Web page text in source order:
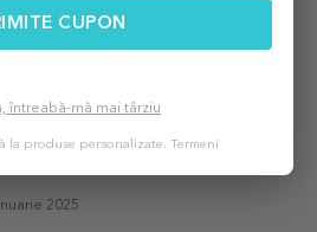
5)
2025
CUPON
întreabă-mă mai târziu
la produse personalizate. Termeni